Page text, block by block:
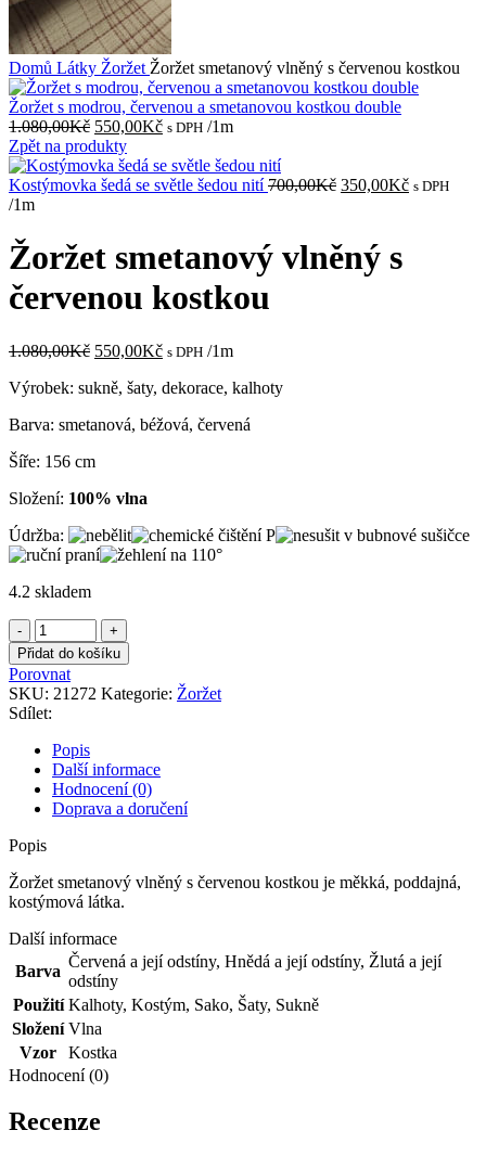
Domů Látky Žoržet Žoržet smetanový vlněný s červenou kostkou
Žoržet s modrou, červenou a smetanovou kostkou double
1.080,00Kč Původní
cena
byla:
1.080,00Kč.
550,00KčAktuální
je:
550,00Kč.
s DPH /1m
Zpět na produkty
Kostýmovka šedá se světle šedou nití700,00Kč Původní
700,00Kč.
350,00KčAktuální
s DPH
/1m
Žoržet smetanový vlněný s
červenou kostkou
1.080,00Kč Původní
byla:
550,00KčAktuální
je:
s DPH /1m
Výrobek: sukně, šaty, dekorace, kalhoty
Barva: smetanová, béžová, červená
Šíře: 156 cm
Složení: 100% vlna
Údržba:
4.2 skladem
Žoržet
smetanový
vlněný
s
červenou
kostkou
množství
Přidat do košíku
Porovnat
SKU: 21272 Kategorie: Žoržet
Sdílet:
Popis
Další informace
Hodnocení (0)
Doprava a doručení
Popis
Žoržet smetanový vlněný s červenou kostkou je měkká, poddajná,
kostýmová látka.
Další informace
Barva
Červená a její odstíny, Hnědá a její odstíny, Žlutá a její
odstíny
Použití Kalhoty, Kostým, Sako, Šaty, Sukně
Složení Vlna
Vzor
Kostka
Hodnocení (0)
Recenze